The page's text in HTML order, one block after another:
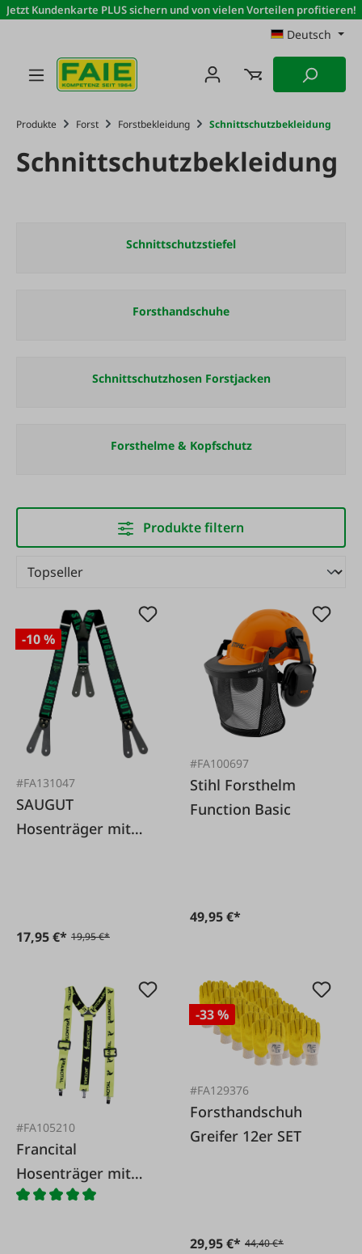
Zum Hauptinhalt springen
Jetzt Kundenkarte PLUS sichern und von vielen Vorteilen profitieren!
Deutsch
Produkte Forst Forstbekleidung Schnittschutzbekleidung
Schnittschutzbekleidung
Schnittschutzstiefel
Forsthandschuhe
Schnittschutzhosen Forstjacken
Forsthelme & Kopfschutz
Produkte filtern
-10 %
#FA131047
SAUGUT
Hosenträger mit
17,95 €* 19,95 €*
#FA100697
Stihl Forsthelm
Function Basic
49,95 €*
#FA105210
Francital
Hosenträger mit
Klipp gelb 35mm
-33 %
#FA129376
Forsthandschuh
Greifer 12er SET
29,95 €* 44,40 €*